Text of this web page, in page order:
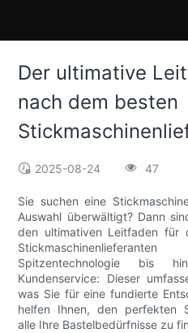
Der ultimative
nach dem besten
2025-08-24 47
Sie suchen eine
Auswahl überwältigt? Dann
den ultimativen Leitfaden für
Spitzentechnologie bis
Kundenservice: Dieser
was Sie für eine fundierte
helfen Ihnen, den perfekten
alle Ihre Bastelbedürfnisse zu